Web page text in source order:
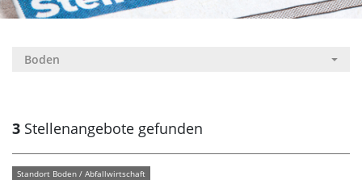
Boden
3 Stellenangebote gefunden
Standort Boden / Abfallwirtschaft